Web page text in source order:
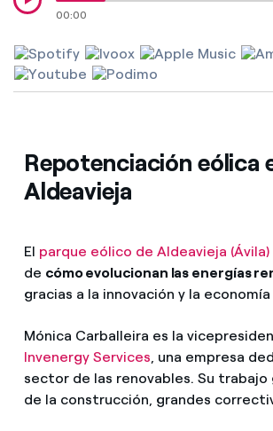
00:00
Repotenciación eólica
Aldeavieja
El parque eólico de Aldeavieja (Ávila)
de cómo evolucionan las energías
gracias a la innovación y la
Mónica Carballeira es la
Invenergy Services , una empresa
sector de las renovables. Su
de la construcción, grandes